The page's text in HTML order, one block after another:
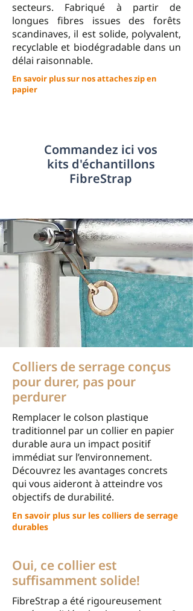
secteurs. Fabriqué à partir de
longues fibres issues des forêts
scandinaves, il est solide, polyvalent,
recyclable et biodégradable dans un
délai raisonnable.
En savoir plus sur nos attaches zip en
papier
Commandez ici vos
kits d'échantillons
FibreStrap
Colliers de serrage conçus
pour durer, pas pour
perdurer
Remplacer le colson plastique
traditionnel par un collier en papier
durable aura un impact positif
immédiat sur l’environnement.
Découvrez les avantages concrets
qui vous aideront à atteindre vos
objectifs de durabilité.
En savoir plus sur les colliers de serrage
durables
Oui, ce collier est
suffisamment solide!
FibreStrap a été rigoureusement